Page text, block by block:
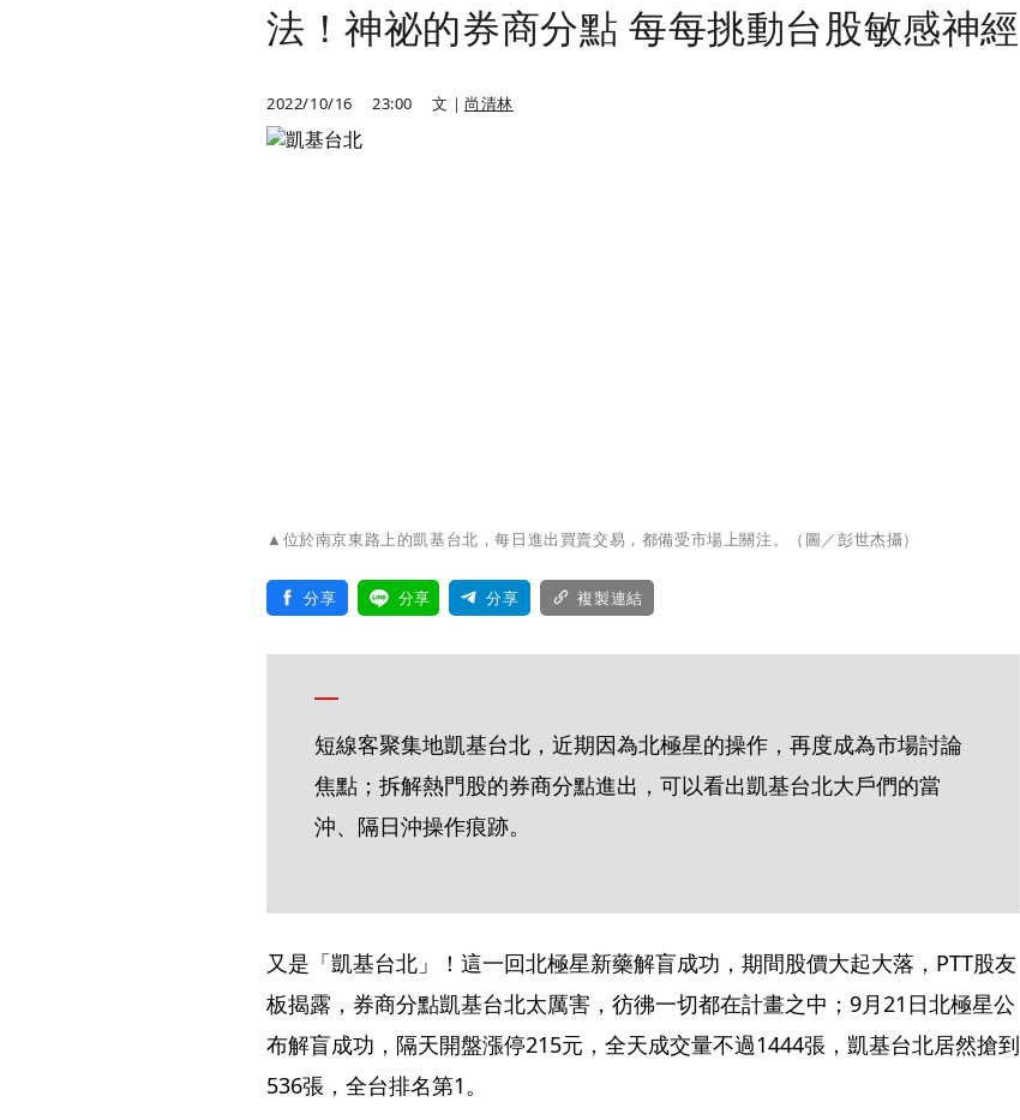
法！神祕的券商分點 每每挑動台股敏感神經
2022/10/16 23:00 文｜尚清林
▲位於南京東路上的凱基台北，每日進出買賣交易，都備受市場上關注。（圖／彭世杰攝）
分享 分享 分享 複製連結
短線客聚集地凱基台北，近期因為北極星的操作，再度成為市場討論
焦點；拆解熱門股的券商分點進出，可以看出凱基台北大戶們的當
沖、隔日沖操作痕跡。
又是「凱基台北」！這一回北極星新藥解盲成功，期間股價大起大落，PTT股友
板揭露，券商分點凱基台北太厲害，彷彿一切都在計畫之中；9月21日北極星公
布解盲成功，隔天開盤漲停215元，全天成交量不過1444張，凱基台北居然搶到
536張，全台排名第1。